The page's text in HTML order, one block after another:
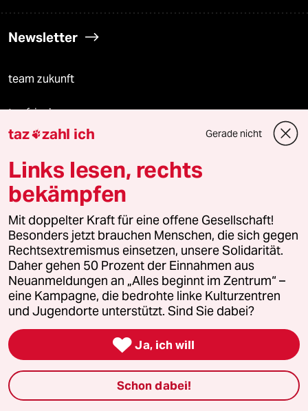
Newsletter
team zukunft
taz frisch
taz lab Infobrief
Veranstaltungen
Demnächst
Vor Ort
Live im Stream
Vergangene
taz zahl ich Gerade nicht
Links lesen, rechts
bekämpfen
Mit doppelter Kraft für eine offene Gesellschaft!
Besonders jetzt brauchen Menschen, die sich gegen
Rechtsextremismus einsetzen, unsere Solidarität.
Daher gehen 50 Prozent der Einnahmen aus
Neuanmeldungen an „Alles beginnt im Zentrum“ –
eine Kampagne, die bedrohte linke Kulturzentren
und Jugendorte unterstützt. Sind Sie dabei?
 Ja, ich will
Schon dabei!